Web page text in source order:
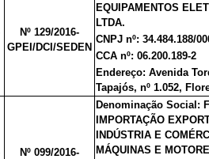
Nº 129/2016-
GPEI/DCI/SEDEN
EQUIPAMENTOS
LTDA.
CNPJ nº: 34.484.188/
CCA nº: 06.200.189-2
Endereço: Avenida
Tapajós, nº 1.052,
Nº 099/2016-
Denominação Social:
IMPORTAÇÃO
INDÚSTRIA E
MÁQUINAS E